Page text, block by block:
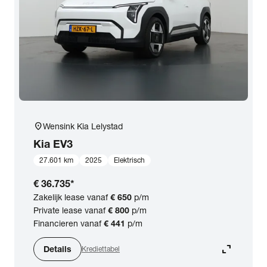
BTW (aftrekbaar) / Marge (BTW niet aftrekbaar) expand_more
Merk & Model
Kia close
Kilometerstand
Staat van de auto
Brandstof
location_onWensink Kia Lelystad
Kia EV3
27.601 km 2025 Elektrisch
€ 36.735*
Zakelijk lease vanaf€ 650 p/m
Private lease vanaf€ 800 p/m
Financieren vanaf€ 441 p/m
Details Krediettabel expand_content